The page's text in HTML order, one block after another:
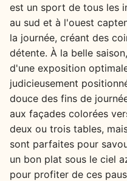
est un sport de tous les
au sud et à l'ouest
la journée, créant des
détente. À la belle
d'une exposition
judicieusement
douce des fins de
aux façades colorées
deux ou trois tables,
sont parfaites pour
un bon plat sous le ciel
pour profiter de ces